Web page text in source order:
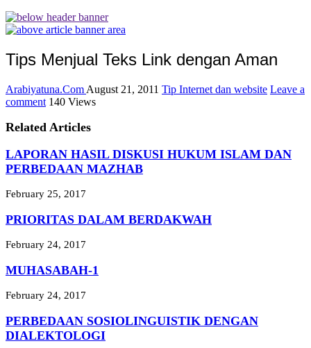
Tips Menjual Teks Link dengan Aman
Arabiyatuna.Com August 21, 2011 Tip Internet dan website Leave a
comment 140 Views
Related Articles
LAPORAN HASIL DISKUSI HUKUM ISLAM DAN
PERBEDAAN MAZHAB
February 25, 2017
PRIORITAS DALAM BERDAKWAH
February 24, 2017
MUHASABAH-1
February 24, 2017
PERBEDAAN SOSIOLINGUISTIK DENGAN
DIALEKTOLOGI